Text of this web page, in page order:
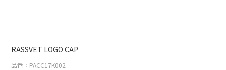
RASSVET LOGO CAP
品番：PACC17K002